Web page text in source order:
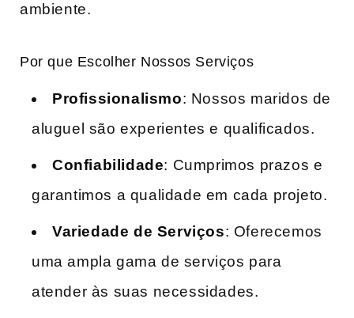
ambiente.
Por que Escolher Nossos Serviços
Profissionalismo: Nossos maridos de
aluguel são experientes e qualificados.
Confiabilidade: Cumprimos prazos e
garantimos a qualidade em cada projeto.
Variedade de Serviços: Oferecemos
uma ampla gama de serviços para
atender às suas necessidades.